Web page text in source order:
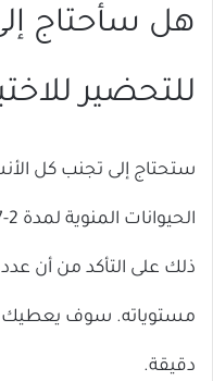
هل سأحتاج
للتحضير
ستحتاج إلى تجنب كل
ذلك على التأكد من أن عدد
مستوياته. سوف يعطيك
دقيقة.